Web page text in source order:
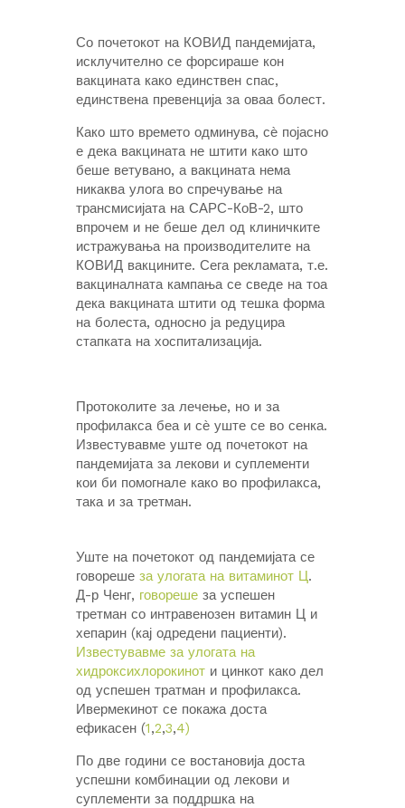
Со почетокот на КОВИД пандемијата,
исклучително се форсираше кон
вакцината како единствен спас,
единствена превенција за оваа болест.
Како што времето одминува, сѐ појасно
е дека вакцината не штити како што
беше ветувано, а вакцината нема
никаква улога во спречување на
трансмисијата на САРС-КоВ-2, што
впрочем и не беше дел од клиничките
истражувања на производителите на
КОВИД вакцините. Сега рекламата, т.е.
вакциналната кампања се сведе на тоа
дека вакцината штити од тешка форма
на болеста, односно ја редуцира
стапката на хоспитализација.
Протоколите за лечење, но и за
профилакса беа и сѐ уште се во сенка.
Известувавме уште од почетокот на
пандемијата за лекови и суплементи
кои би помогнале како во профилакса,
така и за третман.
Уште на почетокот од пандемијата се
говореше за улогата на витаминот Ц.
Д-р Ченг, говореше за успешен
третман со интравенозен витамин Ц и
хепарин (кај одредени пациенти).
Известувавме за улогата на
хидроксихлорокинот и цинкот како дел
од успешен тратман и профилакса.
Ивермекинот се покажа доста
ефикасен (1,2,3,4)
По две години се востановија доста
успешни комбинации од лекови и
суплементи за поддршка на